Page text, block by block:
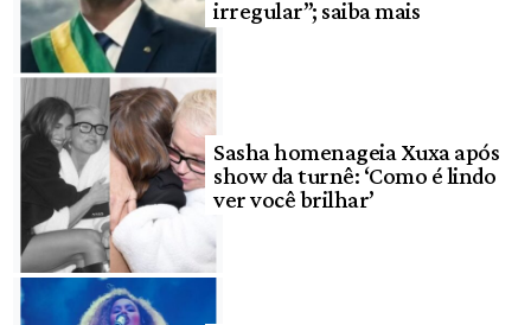
irregular”; saiba mais
Sasha homenageia Xuxa após
show da turnê: ‘Como é lindo
ver você brilhar’